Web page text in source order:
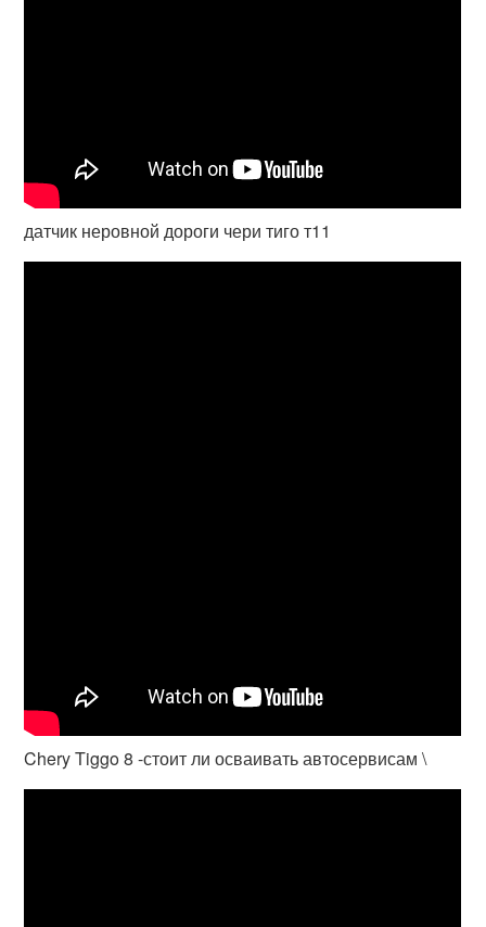
датчик неровной дороги чери тиго т11
Chery Tiggo 8 -стоит ли осваивать автосервисам \